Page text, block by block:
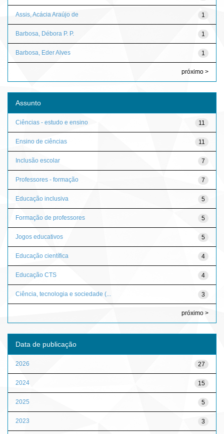
1
Assis, Acácia Araújo de
1
Barbosa, Débora P. P.
1
Barbosa, Eder Alves
próximo >
Assunto
11
Ciências - estudo e ensino
11
Ensino de ciências
7
Inclusão escolar
7
Professores - formação
5
Educação inclusiva
5
Formação de professores
5
Jogos educativos
4
Educação científica
4
Educação CTS
3
Ciência, tecnologia e sociedade (...
próximo >
Data de publicação
27
2026
15
2024
5
2025
3
2023